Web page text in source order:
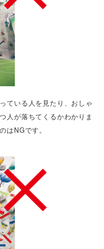
ている人を見たり、おしゃ
人が落ちてくるかわかりま
はNGです。